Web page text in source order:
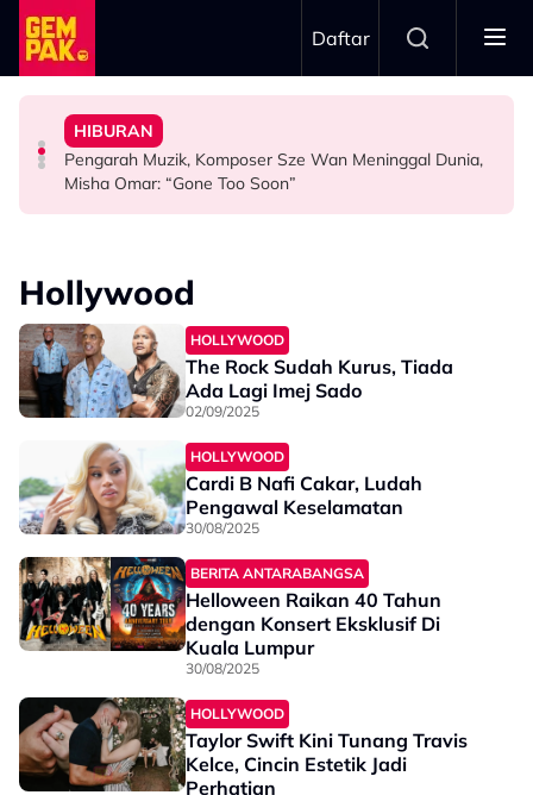
Skip to main content
Daftar
VIRAL
Tular Detik Pilu Di Majlis Pernikahan, Saksi Akad
Meninggal Dunia Sebelum Sempat Sahkan Lafaz
Pengantin - "Hari Ini Hari Yang Paling Sedih..."
HIBURAN
Pengarah Muzik, Komposer Sze Wan Meninggal Dunia,
Misha Omar: “Gone Too Soon”
SELEBRITI
Stacy Rindu Zaman Persembahan 'All Out', Kongsi
Gelagat Penari Ketika Praktis - "Memang Kena Jeling..."
SELEBRITI
Bukan Penyanyi Ego, Adzrin Adzhar 'Back-Up' Awie -
"Ini Namanya Penyanyi Yang..."
Hollywood
HOLLYWOOD
The Rock Sudah Kurus, Tiada
Ada Lagi Imej Sado
02/09/2025
HOLLYWOOD
Cardi B Nafi Cakar, Ludah
Pengawal Keselamatan
30/08/2025
BERITA ANTARABANGSA
Helloween Raikan 40 Tahun
dengan Konsert Eksklusif Di
Kuala Lumpur
30/08/2025
HOLLYWOOD
Taylor Swift Kini Tunang Travis
Kelce, Cincin Estetik Jadi
Perhatian